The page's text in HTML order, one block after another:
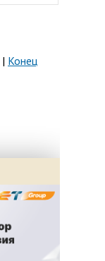
| Конец